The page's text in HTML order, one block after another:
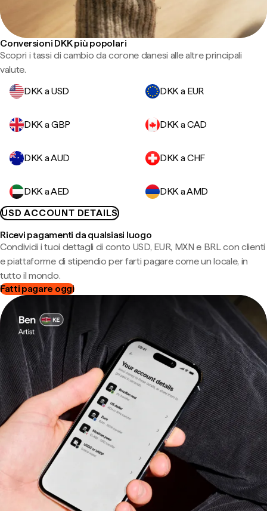
Conversioni DKK più popolari
Scopri i tassi di cambio da corone danesi alle altre principali
valute.
DKK a USD
DKK a EUR
DKK a GBP DKK a CAD
DKK a AUD DKK a CHF
DKK a AED
DKK a AMD
USD ACCOUNT DETAILS
Ricevi pagamenti da qualsiasi luogo
Condividi i tuoi dettagli di conto USD, EUR, MXN e BRL con clienti
e piattaforme di stipendio per farti pagare come un locale, in
tutto il mondo.
Fatti pagare oggi